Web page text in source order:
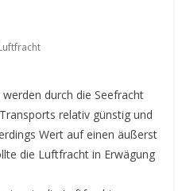
durch die Seefracht
relativ günstig und
Wert auf einen äußerst
die Luftfracht in Erwägung